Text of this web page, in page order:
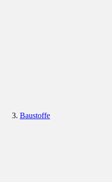
Baustoffe